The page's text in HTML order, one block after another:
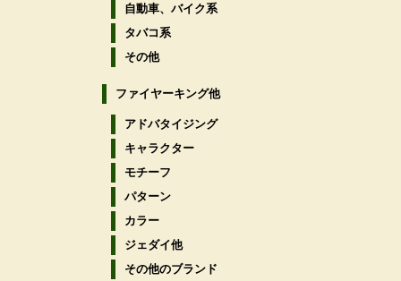
自動車、バイク系
タバコ系
その他
ファイヤーキング他
アドバタイジング
キャラクター
モチーフ
パターン
カラー
ジェダイ他
その他のブランド